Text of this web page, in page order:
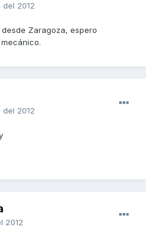
del 2012
Zaragoza, espero
del 2012
2012